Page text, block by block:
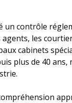
un contrôle
agents, les
cabinets
plus de 40 ans,